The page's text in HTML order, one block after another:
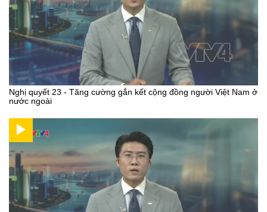
Nghị quyết 23 - Tăng cường gắn kết cộng đồng người Việt Nam ở
nước ngoài